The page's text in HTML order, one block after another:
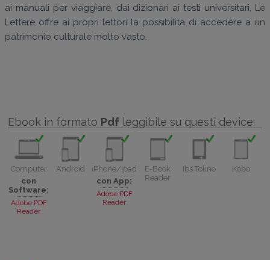
ai manuali per viaggiare, dai dizionari ai testi universitari, Le
Lettere offre ai propri lettori la possibilità di accedere a un
patrimonio culturale molto vasto.
Ebook in formato Pdf leggibile su questi device:
Computer
con
Software:
Adobe PDF
Reader
Android
iPhone/Ipad
con App:
Adobe PDF
Reader
E-Book
Reader
Ibs Tolino Kobo